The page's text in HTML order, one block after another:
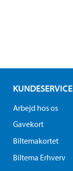
KUNDESERVICE
Arbejd hos os
Gavekort
Biltemakortet
Biltema Erhverv